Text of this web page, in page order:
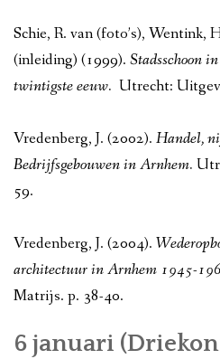
Schie, R. van (foto’s), Wentink,
(inleiding) (1999). Stadsschoon
twintigste eeuw. Utrecht:
Vredenberg, J. (2002). Handel,
Bedrijfsgebouwen in Arnhem.
59.
Vredenberg, J. (2004).
architectuur in Arnhem 1945-
Matrijs. p. 38-40.
6 januari